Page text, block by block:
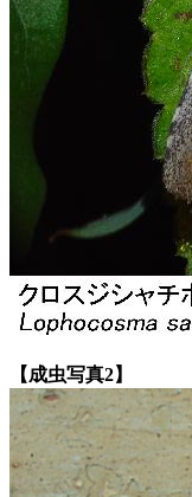
【成虫写真2】